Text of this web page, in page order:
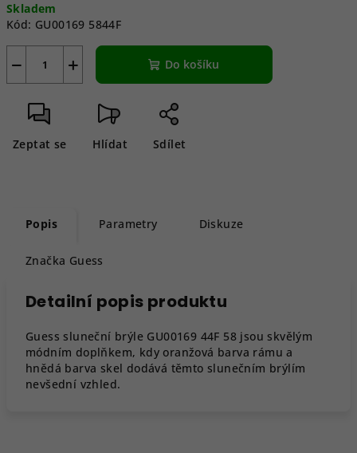
cena:
Skladem
Kód: GU00169 5844F
+
− Do košíku
Zeptat se Hlídat Sdílet
Popis Parametry Diskuze
Značka Guess
Detailní popis produktu
Guess sluneční brýle GU00169 44F 58 jsou skvělým
módním doplňkem, kdy oranžová barva rámu a
hnědá barva skel dodává těmto slunečním brýlím
nevšední vzhled.